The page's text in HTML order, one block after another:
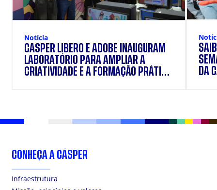
Notícia
CÁSPER LÍBERO E ADOBE INAUGURAM
LABORATÓRIO PARA AMPLIAR A
CRIATIVIDADE E A FORMAÇÃO PRÁTICA
DA
CONHEÇA A CÁSPER
Infraestrutura